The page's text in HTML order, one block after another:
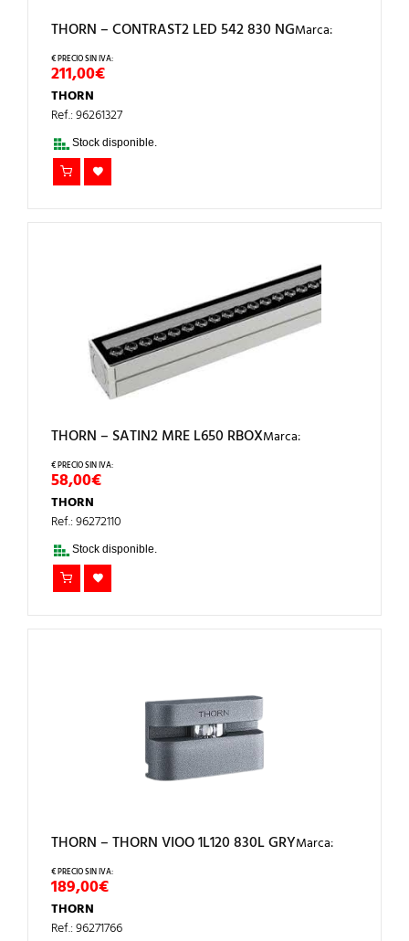
THORN – CONTRAST2 LED 542 830 NG
211,00€
Marca:
THORN
Ref.: 96261327
Stock disponible.
THORN – SATIN2 MRE L650 RBOX
58,00€
Marca:
THORN
Ref.: 96272110
Stock disponible.
THORN – THORN VIOO 1L120 830L GRY
189,00€
Marca:
THORN
Ref.: 96271766